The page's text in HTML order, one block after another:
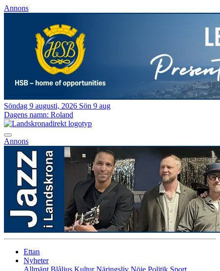
Annons
Söndag 9 augusti, 2026 Sön 9 aug
Dagens namn: Roland
Annons
Ettan
Nyheter
Allmänt Blåljus KulturNäringsliv Nöje Politik Sport